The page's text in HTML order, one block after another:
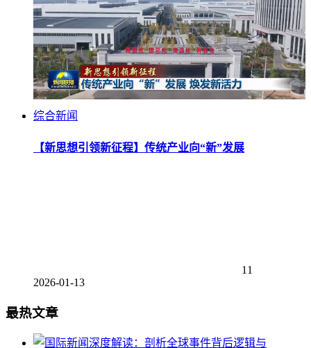
综合新闻
【新思想引领新征程】传统产业向“新”发展
11
2026-01-13
最热文章